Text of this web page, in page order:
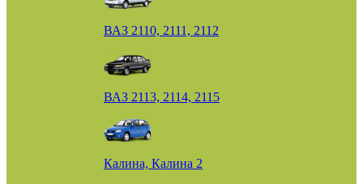
ВАЗ 2110, 2111, 2112
ВАЗ 2113, 2114, 2115
Калина, Калина 2